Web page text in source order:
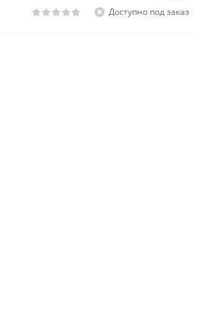
Доступно под заказ